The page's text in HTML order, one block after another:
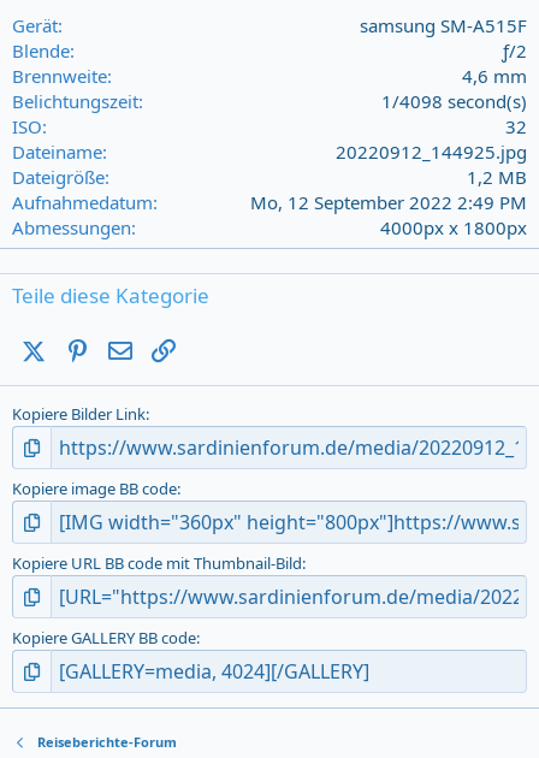
a
Gerät
samsung SM-A515F
Blende
ƒ/2
Brennweite
4,6 mm
Belichtungszeit
1/4098 second(s)
ISO
32
Dateiname
20220912_144925.jpg
Dateigröße
1,2 MB
Aufnahmedatum
Mo, 12 September 2022 2:49 PM
Abmessungen
4000px x 1800px
Teile diese Kategorie
X (Twitter)Pinterest
E-Mail
Kopiere Bilder Link
Kopiere image BB code
Kopiere URL BB code mit Thumbnail-Bild
Kopiere GALLERY BB code
Reiseberichte-Forum